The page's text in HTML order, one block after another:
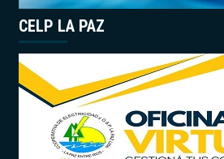
CELP LA PAZ